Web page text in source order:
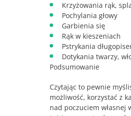
Krzyżowania rąk,
Pochylania głowy
Garbienia się
Rąk w kieszeniach
Pstrykania
Dotykania twarzy,
Podsumowanie
Czytając to pewnie
możliwość, korzystać z
nad poczuciem własnej